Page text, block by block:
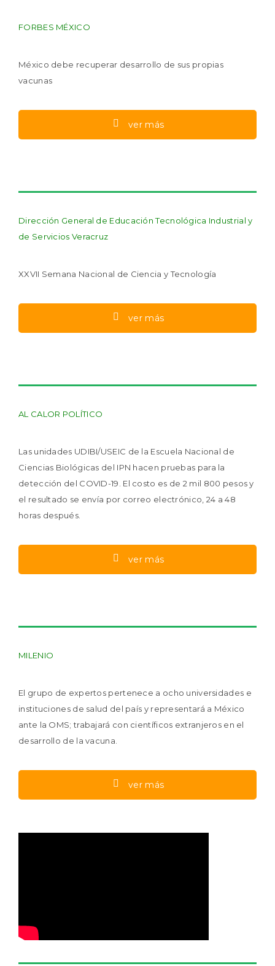
FORBES MÉXICO
México debe recuperar desarrollo de sus propias
vacunas
ver más
Dirección General de Educación Tecnológica Industrial y
de Servicios Veracruz
XXVII Semana Nacional de Ciencia y Tecnología
ver más
AL CALOR POLÍTICO
Las unidades UDIBI/USEIC de la Escuela Nacional de
Ciencias Biológicas del IPN hacen pruebas para la
detección del COVID-19. El costo es de 2 mil 800 pesos y
el resultado se envía por correo electrónico, 24 a 48
horas después.
ver más
MILENIO
El grupo de expertos pertenece a ocho universidades e
instituciones de salud del país y representará a México
ante la OMS; trabajará con científicos extranjeros en el
desarrollo de la vacuna.
ver más